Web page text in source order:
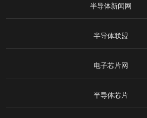
半导体新闻网
半导体联盟
电子芯片网
半导体芯片